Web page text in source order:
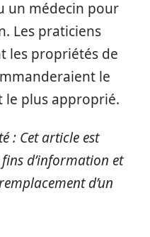
un médecin pour
Les praticiens
les propriétés de
le
plus approprié.
: Cet article est
d’information et
d’un